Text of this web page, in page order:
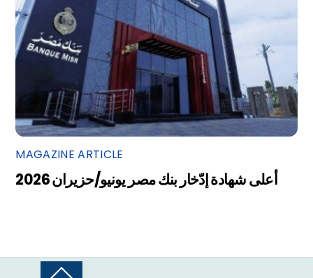
MAGAZINE ARTICLE
أعلى شهادة إدّخار بنك مصر يونيو/حزيران 2026